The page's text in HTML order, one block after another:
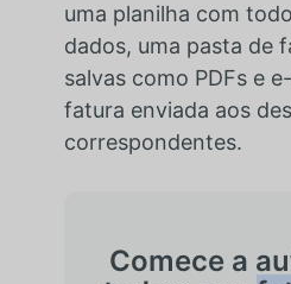
uma planilha com
dados, uma pasta de
salvas como PDFs e
fatura enviada aos
correspondentes.
Comece a